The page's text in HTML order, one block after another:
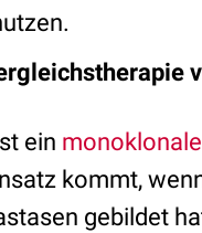
ein
kommt,
gebildet